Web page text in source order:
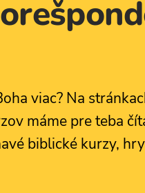
viac? Na
máme pre teba
biblické kurzy,